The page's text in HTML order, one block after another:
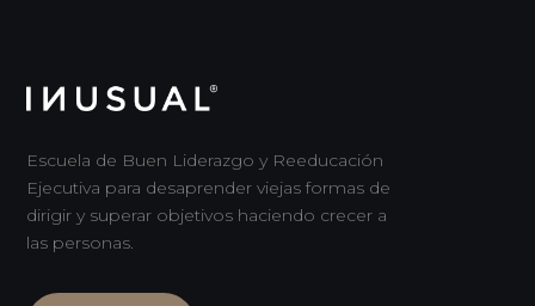
Escuela de Buen Liderazgo y Reeducación
Ejecutiva para desaprender viejas formas de
dirigir y superar objetivos haciendo crecer a
las personas.